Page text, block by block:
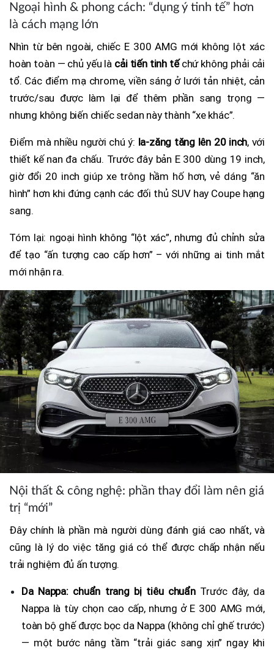
Ngoại hình & phong cách: “dụng ý tinh tế” hơn
là cách mạng lớn
Nhìn từ bên ngoài, chiếc E 300 AMG mới không lột xác
hoàn toàn — chủ yếu là cải tiến tinh tếchứ không phải cải
tổ. Các điểm mạ chrome, viền sáng ở lưới tản nhiệt, cản
trước/sau được làm lại để thêm phần sang trọng —
nhưng không biến chiếc sedan này thành “xe khác”.
Điểm mà nhiều người chú ý: la-zăng tăng lên 20 inch, với
thiết kế nan đa chấu. Trước đây bản E 300 dùng 19 inch,
giờ đổi 20 inch giúp xe trông hầm hố hơn, vẻ dáng “ăn
hình” hơn khi đứng cạnh các đối thủ SUV hay Coupe hạng
sang.
Tóm lại: ngoại hình không “lột xác”, nhưng đủ chỉnh sửa
để tạo “ấn tượng cao cấp hơn” – với những ai tinh mắt
mới nhận ra.
Nội thất & công nghệ: phần thay đổi làm nên giá
trị “mới”
Đây chính là phần mà người dùng đánh giá cao nhất, và
cũng là lý do việc tăng giá có thể được chấp nhận nếu
trải nghiệm đủ ấn tượng.
Da Nappa: chuẩn trang bị tiêu chuẩnTrước đây, da
Nappa là tùy chọn cao cấp, nhưng ở E 300 AMG mới,
toàn bộ ghế được bọc da Nappa (không chỉ ghế trước)
— một bước nâng tầm “trải giác sang xịn” ngay khi